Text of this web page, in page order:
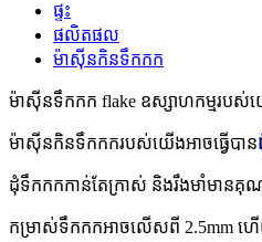
ផ្ទះ
ផលិតផល
ម៉ាស៊ីនកិនទឹកកក
ម៉ាស៊ីនទឹកកក flake ឧស្សាហកម្មរបស់
ម៉ាស៊ីនកិនទឹកកករបស់យើងអាចធ្វើបាន
ដុំទឹកកកកាន់តែក្រាស់ និងរឹងមាំមានគុ
កម្រាស់ទឹកកកអាចលើសពី 2.5mm ហ